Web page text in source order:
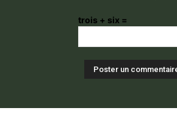
trois + six =